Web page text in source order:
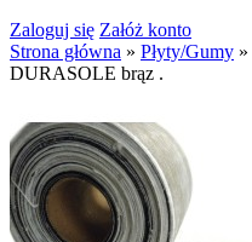
Zaloguj się Załóż konto
Strona główna » Płyty/Gumy »
DURASOLE brąz .